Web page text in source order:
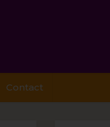
Contact